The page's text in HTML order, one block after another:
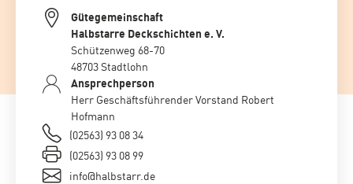
Gütegemeinschaft
Halbstarre Deckschichten e. V.
Schützenweg 68-70
48703 Stadtlohn
Ansprechperson
Herr Geschäftsführender Vorstand Robert
Hofmann
(02563) 93 08 34
(02563) 93 08 99
info@halbstarr.de